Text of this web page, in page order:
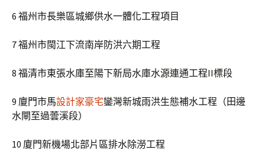
6 福州市長樂區城鄉供水一體化工程項目
7 福州市閩江下流南岸防洪六期工程
8 福清市東張水庫至陽下新局水庫水源連通工程II標段
9 廈門市馬設計家豪宅鑾灣新城雨洪生態補水工程（田邊
水閘至過蕓溪段）
10 廈門新機場北部片區排水除澇工程